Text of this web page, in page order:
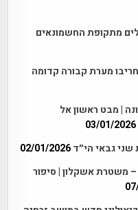
מתקופת החשמונאים
מערת קבורה קדומה
| מבט ראשון אל
03/01/2026
גבאי הי״ד 02/01/2026
– משטרת אשקלון | סיפור